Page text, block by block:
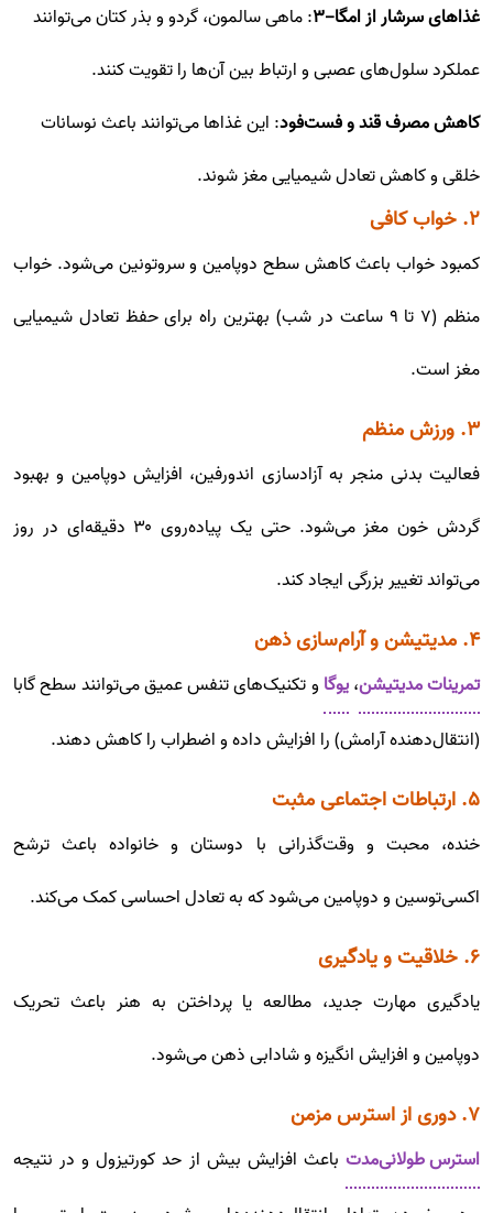
غذاهای سرشار از امگا-۳ : ماهی سالمون، گردو و بذر کتان می‌توانند
عملکرد سلول‌های عصبی و ارتباط بین آن‌ها را تقویت کنند.
کاهش مصرف قند و فست‌فود: این غذاها می‌توانند باعث نوسانات
خلقی و کاهش تعادل شیمیایی مغز شوند.
۲. خواب کافی
کمبود خواب باعث کاهش سطح دوپامین و سروتونین می‌شود. خواب
منظم (۷ تا ۹ ساعت در شب) بهترین راه برای حفظ تعادل شیمیایی
مغز است.
۳. ورزش منظم
فعالیت بدنی منجر به آزادسازی اندورفین، افزایش دوپامین و بهبود
گردش خون مغز می‌شود. حتی یک پیاده‌روی ۳۰ دقیقه‌ای در روز
می‌تواند تغییر بزرگی ایجاد کند.
۴. مدیتیشن و آرام‌سازی ذهن
تمرینات مدیتیشن،یوگا و تکنیک‌های تنفس عمیق می‌توانند سطح گابا
(انتقال‌دهنده آرامش) را افزایش داده و اضطراب را کاهش دهند.
۵. ارتباطات اجتماعی مثبت
خنده، محبت و وقت‌گذرانی با دوستان و خانواده باعث ترشح
اکسی‌توسین و دوپامین می‌شود که به تعادل احساسی کمک می‌کند.
۶. خلاقیت و یادگیری
یادگیری مهارت جدید، مطالعه یا پرداختن به هنر باعث تحریک
دوپامین و افزایش انگیزه و شادابی ذهن می‌شود.
۷. دوری از استرس مزمن
استرس طولانی‌مدت باعث افزایش بیش از حد کورتیزول و در نتیجه